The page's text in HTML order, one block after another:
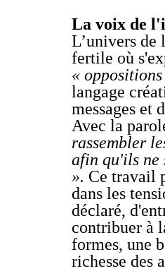
La voix de
L’univers de
fertile où
«
langage
messages et
Avec la
rassembler
afin qu'ils ne
». Ce travail
dans les
déclaré,
contribuer à
formes, une
richesse des